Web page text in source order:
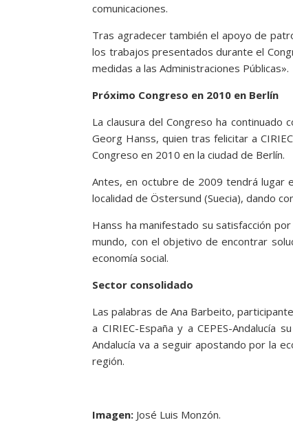
comunicaciones.
Tras agradecer también el apoyo de
los trabajos presentados durante el
medidas a las Administraciones Públicas».
Próximo Congreso en 2010 en Berlín
La clausura del Congreso ha continuado
Georg Hanss, quien tras felicitar a
Congreso en 2010 en la ciudad de Berlín.
Antes, en octubre de 2009 tendrá lugar
localidad de Östersund (Suecia), dando
Hanss ha manifestado su satisfacción
mundo, con el objetivo de encontrar
economía social.
Sector consolidado
Las palabras de Ana Barbeito,
a CIRIEC-España y a CEPES-Andalucía
Andalucía va a seguir apostando por la
región.
Imagen: José Luis Monzón.